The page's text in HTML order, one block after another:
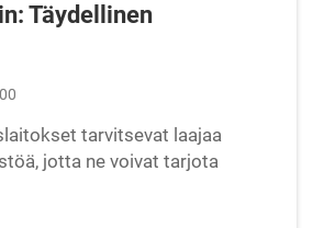
Täydellinen
tarvitsevat laajaa
jotta ne voivat tarjota
opetusohjelmia.
edistyneisiin opintoihin